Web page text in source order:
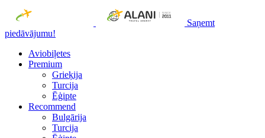
Saņemt
piedāvājumu!
Aviobiļetes
Premium
Grieķija
Turcija
Ēģipte
Recommend
Bulgārija
Turcija